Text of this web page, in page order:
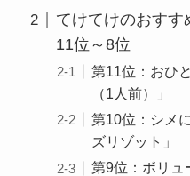
てけてけのおすす
11位～8位
第11位：おひ
（1人前）」
第10位：シメ
ズリゾット」
第9位：ボリュ